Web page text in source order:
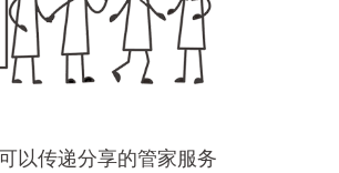
可以传递分享的管家服务